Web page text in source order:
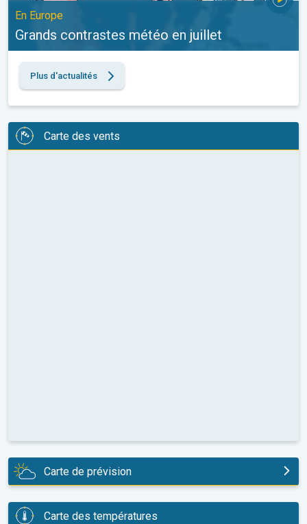
En Europe
Grands contrastes météo en juillet
Plus d'actualités
Carte des vents
Carte de prévision
aujourd'hui
Carte des températures